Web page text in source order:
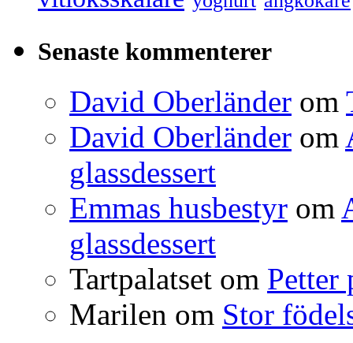
Senaste kommenterer
David Oberländer om
David Oberländer om
glassdessert
Emmas husbestyr om
glassdessert
Tartpalatset om Petter
Marilen om Stor